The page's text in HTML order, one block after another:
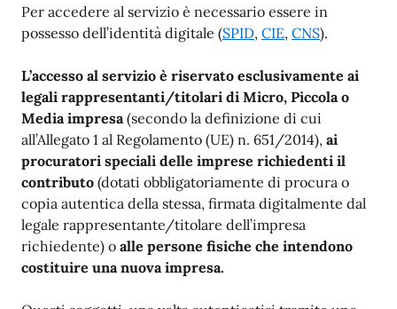
Per accedere al servizio è necessario essere in
possesso dell’identità digitale (SPID, CIE, CNS).
L’accesso al servizio è riservato esclusivamente ai
legali rappresentanti/titolari di Micro, Piccola o
Media impresa (secondo la definizione di cui
all’Allegato 1 al Regolamento (UE) n. 651/2014), ai
procuratori speciali delle imprese richiedenti il
contributo (dotati obbligatoriamente di procura o
copia autentica della stessa, firmata digitalmente dal
legale rappresentante/titolare dell’impresa
richiedente) o alle persone fisiche che intendono
costituire una nuova impresa.